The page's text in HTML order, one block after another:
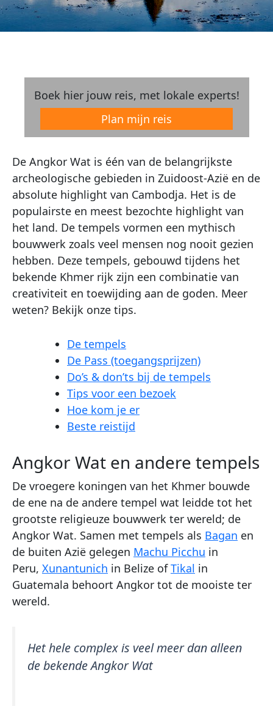
Boek hier jouw reis, met lokale experts!
Plan mijn reis
De Angkor Wat is één van de belangrijkste
archeologische gebieden in Zuidoost-Azië en de
absolute highlight van Cambodja. Het is de
populairste en meest bezochte highlight van
het land. De tempels vormen een mythisch
bouwwerk zoals veel mensen nog nooit gezien
hebben. Deze tempels, gebouwd tijdens het
bekende Khmer rijk zijn een combinatie van
creativiteit en toewijding aan de goden. Meer
weten? Bekijk onze tips.
De tempels
De Pass (toegangsprijzen)
Do’s & don’ts bij de tempels
Tips voor een bezoek
Hoe kom je er
Beste reistijd
Angkor Wat en andere tempels
De vroegere koningen van het Khmer bouwde
de ene na de andere tempel wat leidde tot het
grootste religieuze bouwwerk ter wereld; de
Angkor Wat. Samen met tempels als Bagan en
de buiten Azië gelegen Machu Picchu in
Peru, Xunantunich in Belize ofTikal in
Guatemala behoort Angkor tot de mooiste ter
wereld.
Het hele complex is veel meer dan alleen
de bekende Angkor Wat